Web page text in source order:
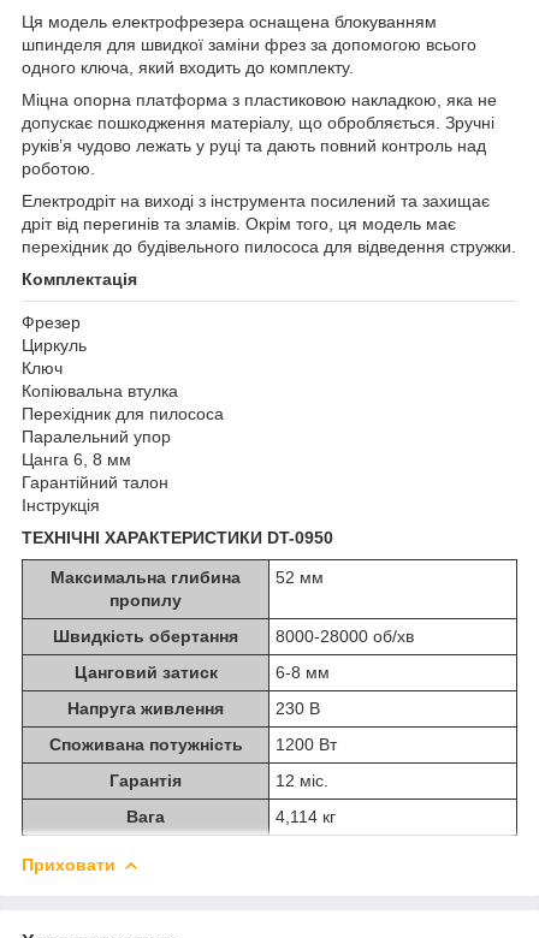
Ця модель електрофрезера оснащена блокуванням
шпинделя для швидкої заміни фрез за допомогою всього
одного ключа, який входить до комплекту.
Міцна опорна платформа з пластиковою накладкою, яка не
допускає пошкодження матеріалу, що обробляється. Зручні
руків’я чудово лежать у руці та дають повний контроль над
роботою.
Електродріт на виході з інструмента посилений та захищає
дріт від перегинів та зламів. Окрім того, ця модель має
перехідник до будівельного пилососа для відведення стружки.
Комплектація
Фрезер
Циркуль
Ключ
Копіювальна втулка
Перехідник для пилососа
Паралельний упор
Цанга 6, 8 мм
Гарантійний талон
Інструкція
ТЕХНІЧНІ ХАРАКТЕРИСТИКИ DT-0950
Максимальна глибина
пропилу
52 мм
Швидкість обертання
8000-28000 об/хв
Цанговий затиск
6-8 мм
Напруга живлення
230 В
Споживана потужність
1200 Вт
Гарантія
12 міс.
Вага
4,114 кг
Приховати